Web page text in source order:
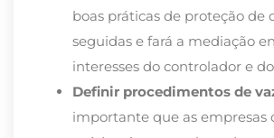
boas práticas de proteção de
seguidas e fará a mediação
interesses do controlador e
Definir procedimentos de
importante que as empresas